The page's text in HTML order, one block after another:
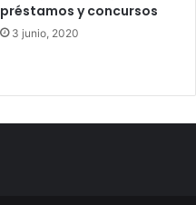
préstamos y concursos
3 junio, 2020